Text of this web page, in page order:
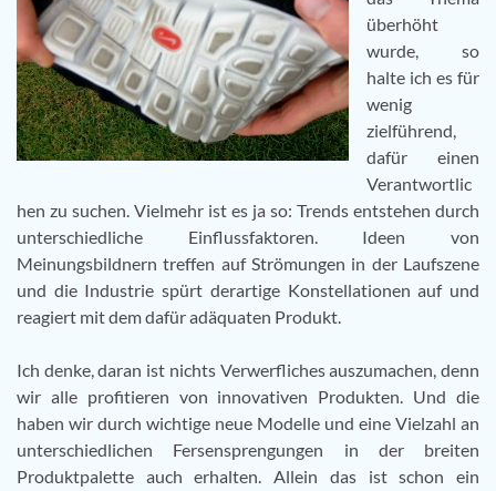
überhöht
wurde, so
halte ich es für
wenig
zielführend,
dafür einen
Verantwortlic
hen zu suchen. Vielmehr ist es ja so: Trends entstehen durch
unterschiedliche Einflussfaktoren. Ideen von
Meinungsbildnern treffen auf Strömungen in der Laufszene
und die Industrie spürt derartige Konstellationen auf und
reagiert mit dem dafür adäquaten Produkt.
Ich denke, daran ist nichts Verwerfliches auszumachen, denn
wir alle profitieren von innovativen Produkten. Und die
haben wir durch wichtige neue Modelle und eine Vielzahl an
unterschiedlichen Fersensprengungen in der breiten
Produktpalette auch erhalten. Allein das ist schon ein